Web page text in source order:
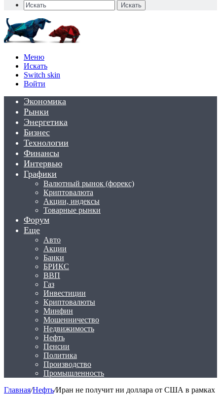
Искать
Меню
Искать
Switch skin
Войти
Экономика
Рынки
Энергетика
Бизнес
Технологии
Финансы
Интервью
Графики
Валютный рынок (форекс)
Криптовалюта
Акции, индексы
Товарные рынки
Форум
Еще
Авто
Акции
Банки
БРИКС
ВВП
Газ
Инвестиции
Криптовалюты
Минфин
Мошенничество
Недвижимость
Нефть
Пенсии
Политика
Производство
Промышленность
Главная/Нефть/Иран не получит ни доллара от США в рамках